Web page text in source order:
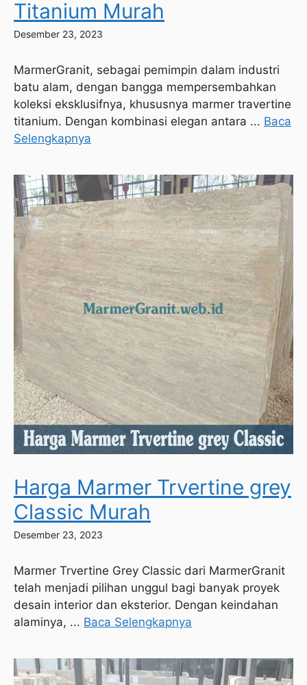
Titanium Murah
Desember 23, 2023
MarmerGranit, sebagai pemimpin dalam industri
batu alam, dengan bangga mempersembahkan
koleksi eksklusifnya, khususnya marmer travertine
titanium. Dengan kombinasi elegan antara ... Baca
Selengkapnya
Harga Marmer Trvertine grey
Classic Murah
Desember 23, 2023
Marmer Trvertine Grey Classic dari MarmerGranit
telah menjadi pilihan unggul bagi banyak proyek
desain interior dan eksterior. Dengan keindahan
alaminya, ... Baca Selengkapnya